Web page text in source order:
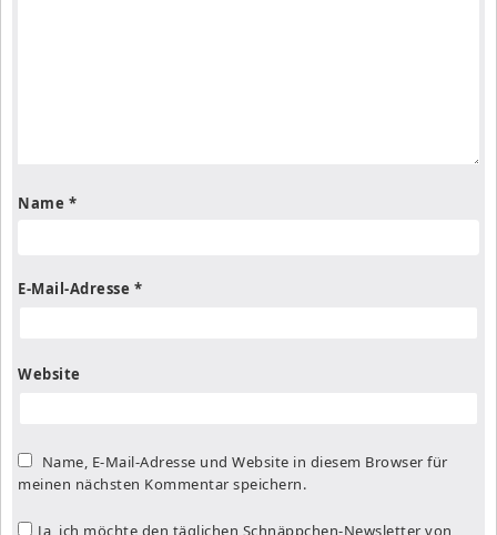
Name *
E-Mail-Adresse *
Website
Name, E-Mail-Adresse und Website in diesem Browser für
meinen nächsten Kommentar speichern.
Ja, ich möchte den täglichen Schnäppchen-Newsletter von